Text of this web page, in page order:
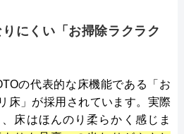
にくい「お掃除ラクラク
の代表的な床機能である「お
床」が採用されています。実際
床はほんのり柔らかく感じま